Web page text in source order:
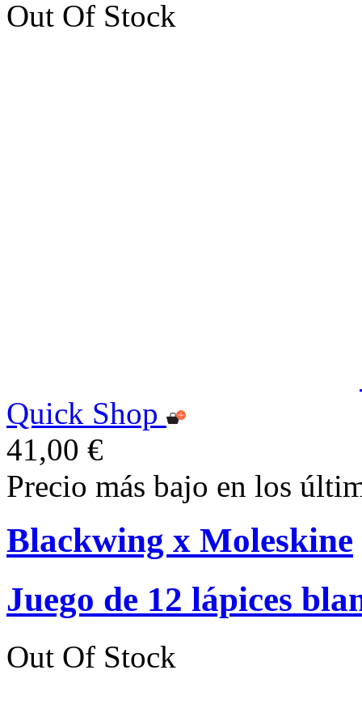
Out Of Stock
Quick Shop
41,00 €
Precio más bajo en los
Blackwing x Moleskine
Juego de 12 lápices
Out Of Stock